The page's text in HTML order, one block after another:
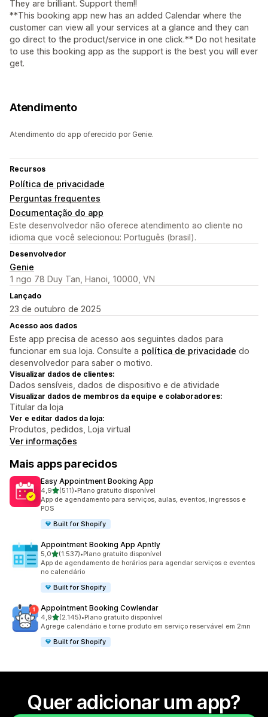
They are brilliant. Support them!!
**This booking app new has an added Calendar where the
customer can view all your services at a glance and they can
go direct to the product/service in one click.** Do not hesitate
to use this booking app as the support is the best you will ever
get.
Atendimento
Atendimento do app oferecido por Genie.
Recursos
Política de privacidade
Perguntas frequentes
Documentação do app
Este desenvolvedor não oferece atendimento ao cliente no
idioma que você selecionou: Português (brasil).
Desenvolvedor
Genie
1 ngo 78 Duy Tan, Hanoi, 10000, VN
Lançado
23 de outubro de 2025
Acesso aos dados
Este app precisa de acesso aos seguintes dados para
funcionar em sua loja. Consulte a política de privacidade do
desenvolvedor para saber o motivo.
Visualizar dados de clientes:
Dados sensíveis, dados de dispositivo e de atividade
Visualizar dados de membros da equipe e colaboradores:
Titular da loja
Ver e editar dados da loja:
Produtos, pedidos, Loja virtual
Ver informações
Mais apps parecidos
Easy Appointment Booking App
4,9de 5 estrelas
(511)
511 avaliações ao todo
•Plano gratuito disponível
App de agendamento para serviços, aulas, eventos, ingressos e
POS
Built for Shopify
Appointment Booking App Apntly
5,0de 5 estrelas
(1.537)
1537 avaliações ao todo
•Plano gratuito disponível
App de agendamento de horários para agendar serviços e eventos
no calendário
Built for Shopify
Appointment Booking Cowlendar
4,9de 5 estrelas
(2.145)
2145 avaliações ao todo
•Plano gratuito disponível
Agrege calendário e torne produto em serviço reservável em 2mn
Built for Shopify
Quer adicionar um app?